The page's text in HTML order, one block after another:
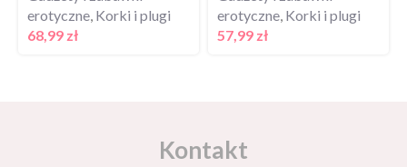
erotyczne Korki i plugi
68,99 zł
erotyczne Korki i plugi
57,99 zł
Kontakt